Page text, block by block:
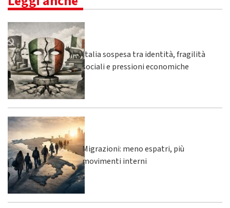
Italia sospesa tra identità, fragilità
sociali e pressioni economiche
Migrazioni: meno espatri, più
movimenti interni